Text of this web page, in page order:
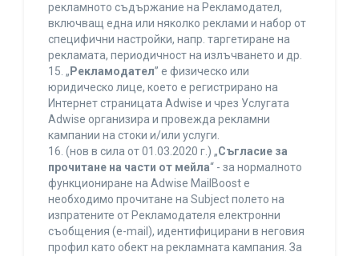
рекламното съдържание на Рекламодател,
включващ една или няколко реклами и набор от
специфични настройки, напр. таргетиране на
рекламата, периодичност на излъчването и др.
15. „ Рекламодател” е физическо или
юридическо лице, което е регистрирано на
Интернет страницата Adwise и чрез Услугата
Adwise организира и провежда рекламни
кампании на стоки и/или услуги.
16. (нов в сила от 01.03.2020 г.) „Съгласие за
прочитане на части от мейла“ - за нормалното
функциониране на Adwise MailBoost е
необходимо прочитане на Subject полето на
изпратените от Рекламодателя електронни
съобщения (e-mail), идентифицирани в неговия
профил като обект на рекламната кампания. За